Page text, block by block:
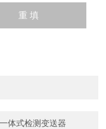
体式检测变送器